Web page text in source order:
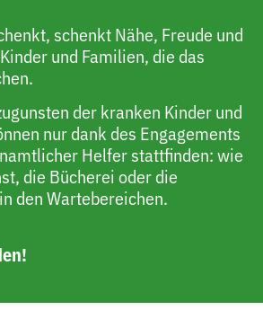
schenkt Nähe, Freude und
und Familien, die das
der kranken Kinder und
nur dank des Engagements
Helfer stattfinden: wie
die Bücherei oder die
den Wartebereichen.